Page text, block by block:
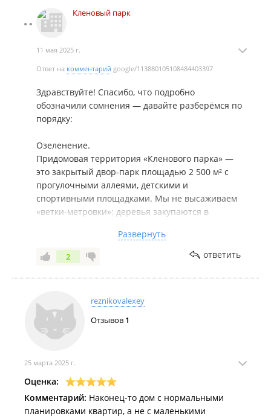
Метров с площади зем участка.
Паркинг опять колхозный после заселения
машина в каждой семье а то и две. В угоду прибыли
не хотят изначально заложить в проект подземный
Конкурентных преимуществ на фоне других
застройщиков абсолютно нет.
Кленовый парк
11 мая 2025 г.
Ответ на комментарий google/113880105108484403397
Здравствуйте! Спасибо, что подробно
обозначили сомнения — давайте разберёмся по
порядку:
Озеленение.
Придомовая территория «Кленового парка» —
это закрытый двор-парк площадью 2 500 м² с
прогулочными аллеями, детскими и
спортивными площадками. Мы не высаживаем
«ветки-метровки»: деревья закупаются в
реализуется подрядчиком федерального уровня.
Зеленая среда — не декларация, а часть
концепции.
Да, район только начинает преображение — и
вместе с «Кленовым парком» здесь появятся
новая дорога, освещение и автобусная
администрацией и планируется реализовать до
ввода первой очереди. Для пешеходов
предусмотрим безопасный переход через
магистраль.
Развернуть
2 ответить
reznikovalexey
Отзывов 1
25 марта 2025 г.
Оценка:
Комментарий: Наконец-то дом с нормальными
планировками квартир, а не с маленькими